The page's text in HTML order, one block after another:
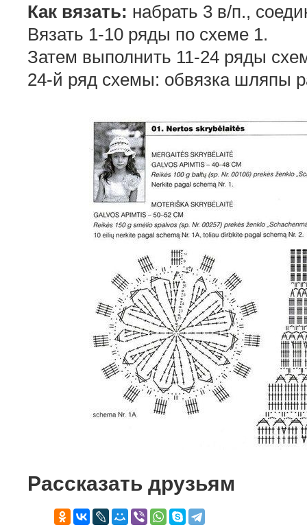
Как вязать: набрать 3 в/п.,
Вязать 1-10 ряды по схеме 1.
Затем выполнить 11-24 ряды
24-й ряд схемы: обвязка шляпы
Рассказать друзьям